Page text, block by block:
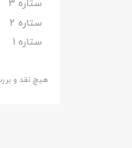
ستاره 2
ستاره 1
هیچ نقد و